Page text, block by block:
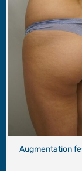
Augmentation